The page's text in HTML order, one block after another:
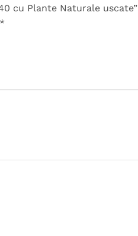
cu Plante Naturale uscate”
*